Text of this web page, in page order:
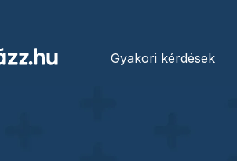
megjelenítése fordításokhoz
Gyakori kérdések